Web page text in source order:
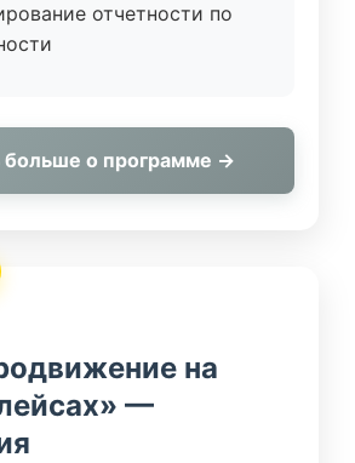
отчетности по
больше о программе →
на
—